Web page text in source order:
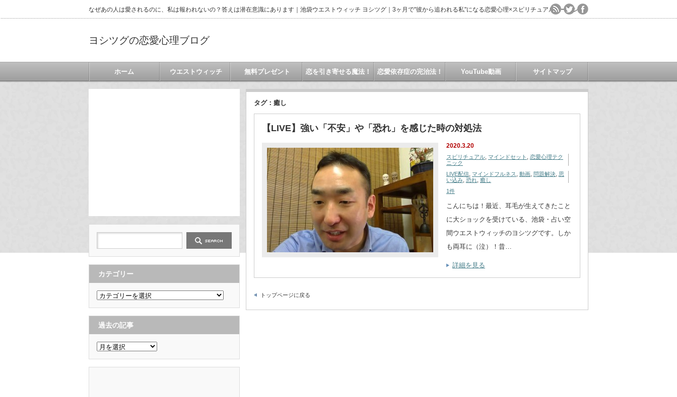
なぜあの人は愛されるのに、私は報われないの？答えは潜在意識にあります｜池袋ウエストウィッチ ヨシツグ｜3ヶ月で"彼から追われる私"になる恋愛心理×スピリチュアルコーチング
ヨシツグの恋愛心理ブログ
ホーム ウエストウィッチ 無料プレゼント 恋を引き寄せる魔法！ 恋愛依存症の完治法！ YouTube動画 サイトマップ
タグ：癒し
【LIVE】強い「不安」や「恐れ」を感じた時の対処法
2020.3.20
スピリチュアル マインドセット
恋愛心理テク
ニック
LIVE配信 マインドフルネス 動画 問題解決 思
い込み 恐れ 癒し
1件
こんにちは！最近、耳毛が生えてきたこと
に大ショックを受けている、池袋・占い空
間ウエストウィッチのヨシツグです。しか
も両耳に（泣）！昔…
詳細を見る
トップページに戻る
カテゴリー
カ
テ
ゴ
リ
ー
過去の記事
過
去
の
記